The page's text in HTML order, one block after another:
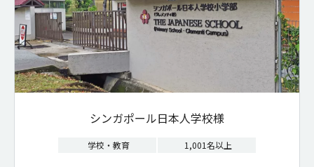
シンガポール日本人学校様
学校・教育 1,001名以上